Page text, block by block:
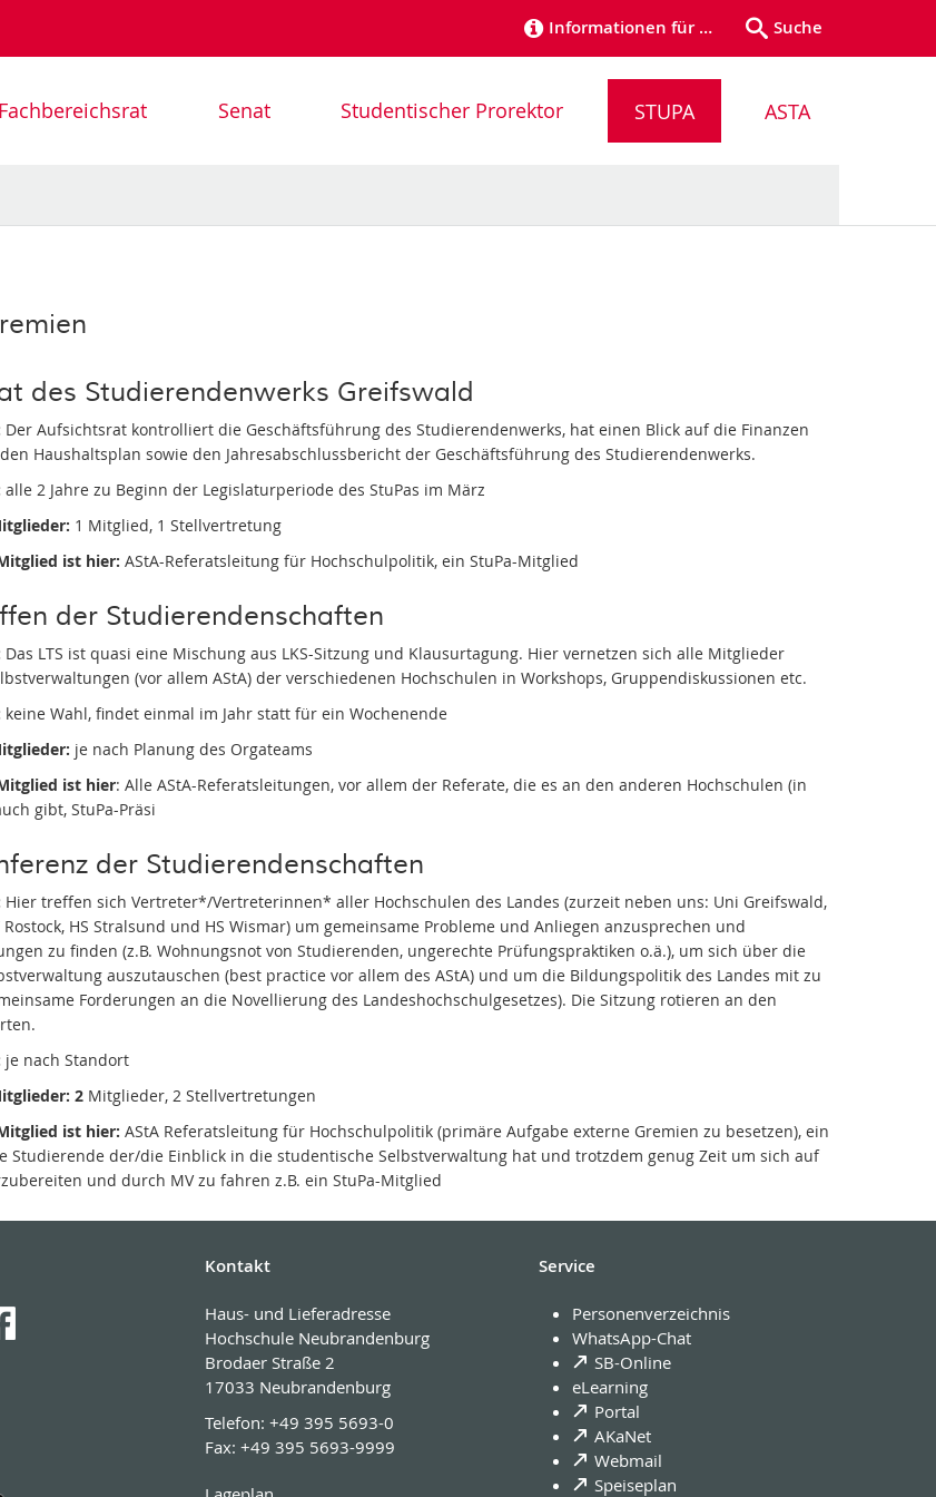
Informationen für … Suche
Fachbereichsrat Senat Studentischer Prorektor STUPA ASTA
des Studierendenwerks Greifswald
Der Aufsichtsrat kontrolliert die Geschäftsführung des Studierendenwerks, hat einen Blick auf die Finanzen
Haushaltsplan sowie den Jahresabschlussbericht der Geschäftsführung des Studierendenwerks.
alle 2 Jahre zu Beginn der Legislaturperiode des StuPas im März
1 Mitglied, 1 Stellvertretung
ist hier: AStA-Referatsleitung für Hochschulpolitik, ein StuPa-Mitglied
der Studierendenschaften
Das LTS ist quasi eine Mischung aus LKS-Sitzung und Klausurtagung. Hier vernetzen sich alle Mitglieder
(vor allem AStA) der verschiedenen Hochschulen in Workshops, Gruppendiskussionen etc.
keine Wahl, findet einmal im Jahr statt für ein Wochenende
je nach Planung des Orgateams
ist hier: Alle AStA-Referatsleitungen, vor allem der Referate, die es an den anderen Hochschulen (in
gibt, StuPa-Präsi
der Studierendenschaften
Hier treffen sich Vertreter*/Vertreterinnen* aller Hochschulen des Landes (zurzeit neben uns: Uni Greifswald,
Rostock, HS Stralsund und HS Wismar) um gemeinsame Probleme und Anliegen anzusprechen und
zu finden (z.B. Wohnungsnot von Studierenden, ungerechte Prüfungspraktiken o.ä.), um sich über die
auszutauschen (best practice vor allem des AStA) und um die Bildungspolitik des Landes mit zu
Forderungen an die Novellierung des Landeshochschulgesetzes). Die Sitzung rotieren an den
je nach Standort
2 Mitglieder, 2 Stellvertretungen
ist hier: AStA Referatsleitung für Hochschulpolitik (primäre Aufgabe externe Gremien zu besetzen), ein
Studierende der/die Einblick in die studentische Selbstverwaltung hat und trotzdem genug Zeit um sich auf
und durch MV zu fahren z.B. ein StuPa-Mitglied
Kontakt
Haus- und Lieferadresse
Hochschule Neubrandenburg
Brodaer Straße 2
17033 Neubrandenburg
Telefon: +49 395 5693-0
Fax: +49 395 5693-9999
Service
Personenverzeichnis
WhatsApp-Chat
SB-Online
eLearning
Portal
AKaNet
Webmail
Speiseplan